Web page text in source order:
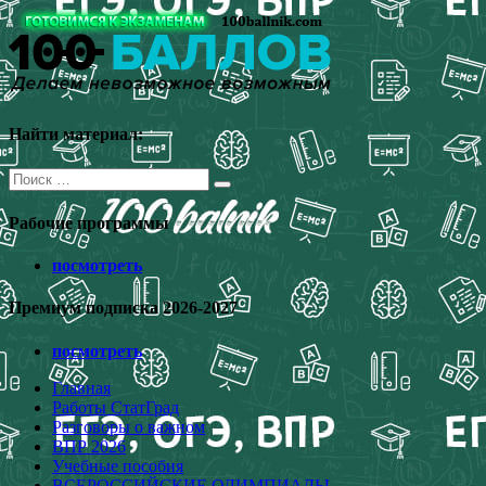
Перейти
к
содержимому
Найти материал:
Поиск
для:
Рабочие программы
посмотреть
Премиум подписка 2026-2027
посмотреть
Главная
Работы СтатГрад
Разговоры о важном
ВПР 2026
Учебные пособия